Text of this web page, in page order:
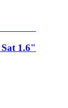
1.6"